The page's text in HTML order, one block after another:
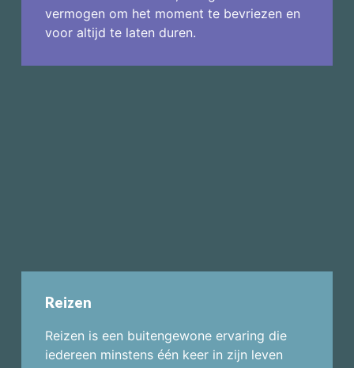
vermogen om het moment te bevriezen en
voor altijd te laten duren.
Reizen
Reizen is een buitengewone ervaring die
iedereen minstens één keer in zijn leven